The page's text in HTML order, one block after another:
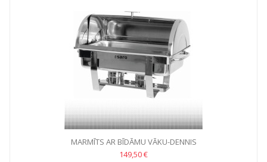
MARMĪTS AR BĪDĀMU VĀKU-DENNIS
149,50 €